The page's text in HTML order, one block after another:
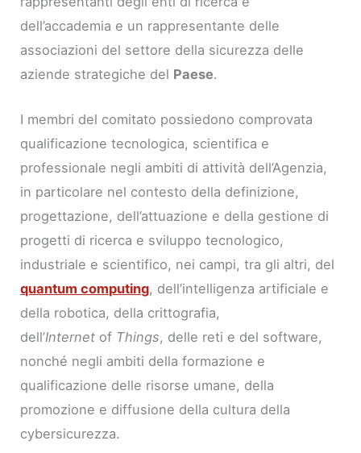
dell’accademia e un rappresentante delle
associazioni del settore della sicurezza delle
aziende strategiche del Paese.
I membri del comitato possiedono comprovata
qualificazione tecnologica, scientifica e
professionale negli ambiti di attività dell’Agenzia,
in particolare nel contesto della definizione,
progettazione, dell’attuazione e della gestione di
progetti di ricerca e sviluppo tecnologico,
industriale e scientifico, nei campi, tra gli altri, del
quantum computing, dell’intelligenza artificiale e
della robotica, della crittografia,
dell’Internet of Things, delle reti e del software,
nonché negli ambiti della formazione e
qualificazione delle risorse umane, della
promozione e diffusione della cultura della
cybersicurezza.